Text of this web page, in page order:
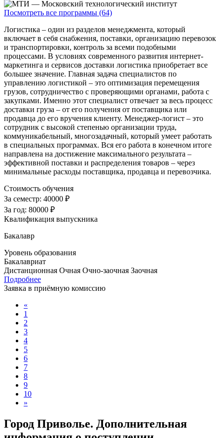
Посмотреть все программы (64)
Логистика – один из разделов менеджмента, который
включает в себя снабжения, поставки, организацию перевозок
и транспортировки, контроль за всеми подобными
процессами. В условиях современного развития интернет-
маркетинга и сервисов доставки логистика приобретает все
большее значение. Главная задача специалистов по
управлению логистикой – это оптимизация перемещения
грузов, сотрудничество с проверяющими органами, работа с
закупками. Именно этот специалист отвечает за весь процесс
доставки груза – от его получения от поставщика или
продавца до его вручения клиенту. Менеджер-логист – это
сотрудник с высокой степенью организации труда,
коммуникабельный, многозадачный, который умеет работать
в специальных программах. Вся его работа в конечном итоге
направлена на достижение максимального результата –
эффективной поставки и распределения товаров – через
минимальные расходы поставщика, продавца и перевозчика.
Стоимость обучения
За семестр: 40000 ₽
За год: 80000 ₽
Квалификация выпускника
Бакалавр
Уровень образования
Бакалавриат
Дистанционная Очная Очно-заочная Заочная
Подробнее
Заявка в приёмную комиссию
«
1
2
3
4
5
6
7
8
9
10
»
Город Приволье. Дополнительная